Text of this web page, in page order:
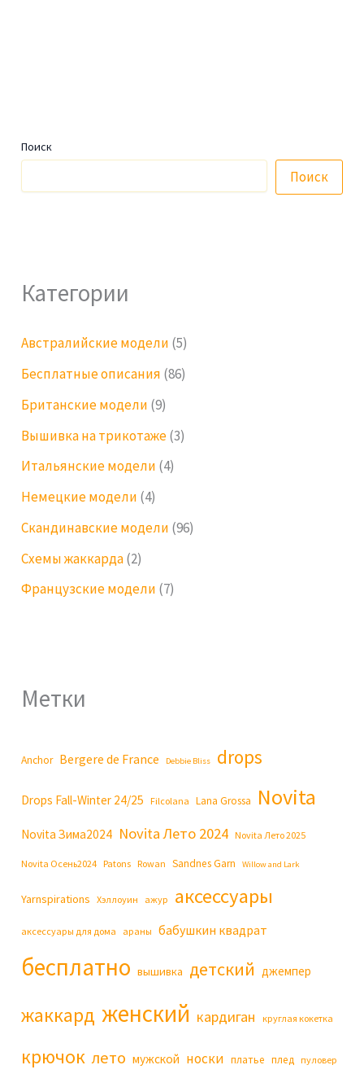
Поиск
Поиск
Категории
Австралийские модели (5)
Бесплатные описания (86)
Британские модели (9)
Вышивка на трикотаже(3)
Итальянские модели (4)
Немецкие модели (4)
Скандинавские модели (96)
Схемы жаккарда(2)
Французские модели (7)
Метки
Anchor Bergere de France Debbie Bliss drops
Drops Fall-Winter 24/25 Filcolana Lana Grossa Novita
Novita Зима2024 Novita Лето 2024 Novita Лето 2025
Novita Осень2024 Patons Rowan Sandnes Garn Willow and Lark
Yarnspirations Хэллоуин ажур аксессуары
аксессуары для дома араны бабушкин квадрат
бесплатно вышивка детский джемпер
жаккард женский кардиган круглая кокетка
крючок лето мужской носки платье плед пуловер